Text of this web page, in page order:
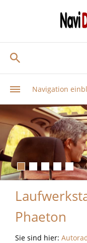
Navigation
Phaeton
Sie sind hier: